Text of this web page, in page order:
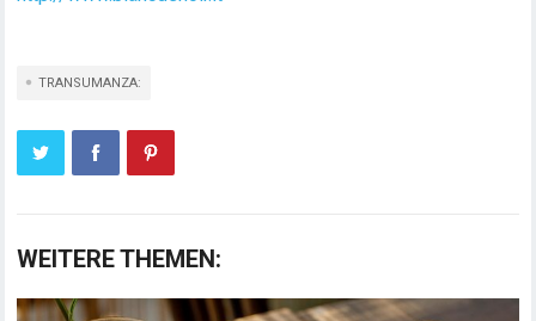
TRANSUMANZA:
WEITERE THEMEN: